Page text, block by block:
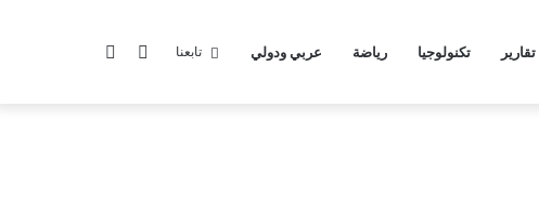
تقارير تكنولوجيا رياضة عربي ودولي الوضع تابعنا